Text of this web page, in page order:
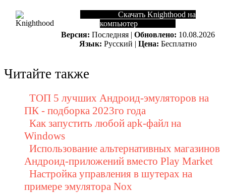
Скачать Knighthood на
компьютер
Версия: Последняя | Обновлено: 10.08.2026
Язык: Русский | Цена: Бесплатно
Читайте также
ТОП 5 лучших Андроид-эмуляторов на
ПК - подборка 2023го года
Как запустить любой apk-файл на
Windows
Использование альтернативных магазинов
Андроид-приложений вместо Play Market
Настройка управления в шутерах на
примере эмулятора Nox